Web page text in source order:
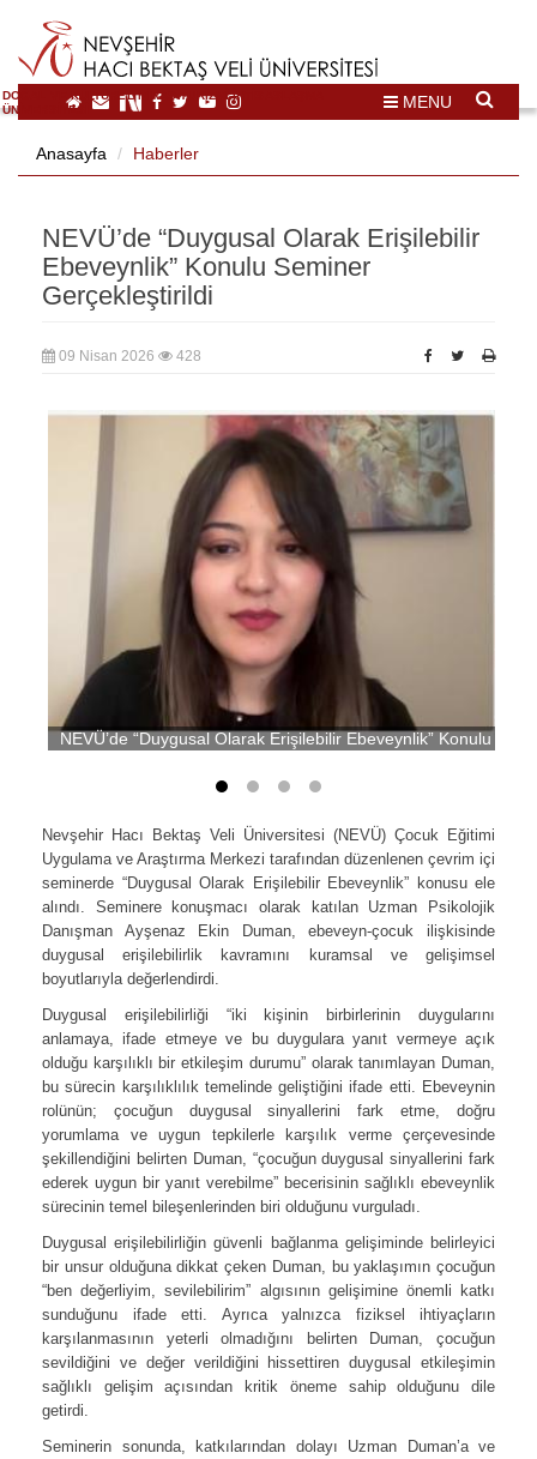
DOĞAL VE KÜLTÜREL MİRAS TURİZMİ İHTİSASLAŞMA
ÜNİVERSİTESİ
MENU
Anasayfa Haberler
NEVÜ’de “Duygusal Olarak Erişilebilir
Ebeveynlik” Konulu Seminer
Gerçekleştirildi
09 Nisan 2026 428
NEVÜ’de “Duygusal Olarak Erişilebilir Ebeveynlik” Konulu
Nevşehir Hacı Bektaş Veli Üniversitesi (NEVÜ) Çocuk Eğitimi
Uygulama ve Araştırma Merkezi tarafından düzenlenen çevrim içi
seminerde “Duygusal Olarak Erişilebilir Ebeveynlik” konusu ele
alındı. Seminere konuşmacı olarak katılan Uzman Psikolojik
Danışman Ayşenaz Ekin Duman, ebeveyn-çocuk ilişkisinde
duygusal erişilebilirlik kavramını kuramsal ve gelişimsel
boyutlarıyla değerlendirdi.
Duygusal erişilebilirliği “iki kişinin birbirlerinin duygularını
anlamaya, ifade etmeye ve bu duygulara yanıt vermeye açık
olduğu karşılıklı bir etkileşim durumu” olarak tanımlayan Duman,
bu sürecin karşılıklılık temelinde geliştiğini ifade etti. Ebeveynin
rolünün; çocuğun duygusal sinyallerini fark etme, doğru
yorumlama ve uygun tepkilerle karşılık verme çerçevesinde
şekillendiğini belirten Duman, “çocuğun duygusal sinyallerini fark
ederek uygun bir yanıt verebilme” becerisinin sağlıklı ebeveynlik
sürecinin temel bileşenlerinden biri olduğunu vurguladı.
Duygusal erişilebilirliğin güvenli bağlanma gelişiminde belirleyici
bir unsur olduğuna dikkat çeken Duman, bu yaklaşımın çocuğun
“ben değerliyim, sevilebilirim” algısının gelişimine önemli katkı
sunduğunu ifade etti. Ayrıca yalnızca fiziksel ihtiyaçların
karşılanmasının yeterli olmadığını belirten Duman, çocuğun
sevildiğini ve değer verildiğini hissettiren duygusal etkileşimin
sağlıklı gelişim açısından kritik öneme sahip olduğunu dile
getirdi.
Seminerin sonunda, katkılarından dolayı Uzman Duman’a ve